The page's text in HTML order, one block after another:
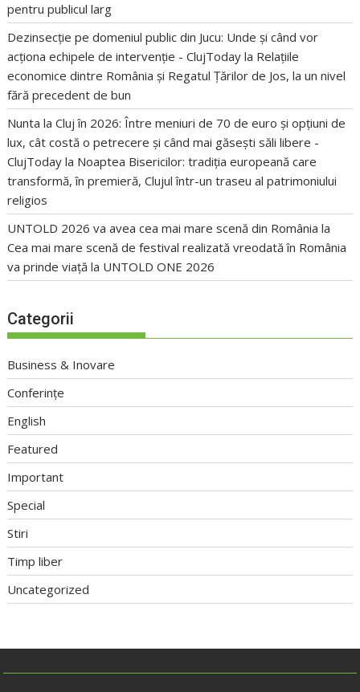
pentru publicul larg
Dezinsecție pe domeniul public din Jucu: Unde și când vor
acționa echipele de intervenție - ClujToday la Relațiile
economice dintre România și Regatul Țărilor de Jos, la un nivel
fără precedent de bun
Nunta la Cluj în 2026: Între meniuri de 70 de euro și opțiuni de
lux, cât costă o petrecere și când mai găsești săli libere -
ClujToday la Noaptea Bisericilor: tradiția europeană care
transformă, în premieră, Clujul într-un traseu al patrimoniului
religios
UNTOLD 2026 va avea cea mai mare scenă din România la
Cea mai mare scenă de festival realizată vreodată în România
va prinde viață la UNTOLD ONE 2026
Categorii
Business & Inovare
Conferințe
English
Featured
Important
Special
Stiri
Timp liber
Uncategorized